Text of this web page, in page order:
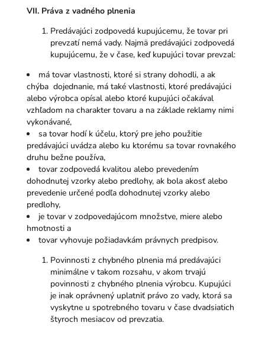
VII. Práva z vadného plnenia
Predávajúci zodpovedá kupujúcemu, že tovar pri
prevzatí nemá vady. Najmä predávajúci zodpovedá
kupujúcemu, že v čase, keď kupujúci tovar prevzal:
má tovar vlastnosti, ktoré si strany dohodli, a ak
chýba dojednanie, má také vlastnosti, ktoré predávajúci
alebo výrobca opísal alebo ktoré kupujúci očakával
vzhľadom na charakter tovaru a na základe reklamy nimi
vykonávané,
sa tovar hodí k účelu, ktorý pre jeho použitie
predávajúci uvádza alebo ku ktorému sa tovar rovnakého
druhu bežne používa,
tovar zodpovedá kvalitou alebo prevedením
dohodnutej vzorky alebo predlohy, ak bola akosť alebo
prevedenie určené podľa dohodnutej vzorky alebo
predlohy,
je tovar v zodpovedajúcom množstve, miere alebo
hmotnosti a
tovar vyhovuje požiadavkám právnych predpisov.
Povinnosti z chybného plnenia má predávajúci
minimálne v takom rozsahu, v akom trvajú
povinnosti z chybného plnenia výrobcu. Kupujúci
je inak oprávnený uplatniť právo zo vady, ktorá sa
vyskytne u spotrebného tovaru v čase dvadsiatich
štyroch mesiacov od prevzatia.